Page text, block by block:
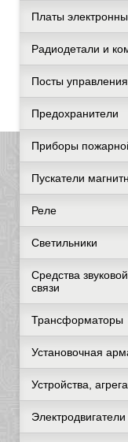
Платы
Радиодетали и
Посты управления
Предохранители
Приборы
Пускатели
Реле
Светильники
Средства
связи
Трансформаторы
Установочная
Устройства,
Электродвигатели